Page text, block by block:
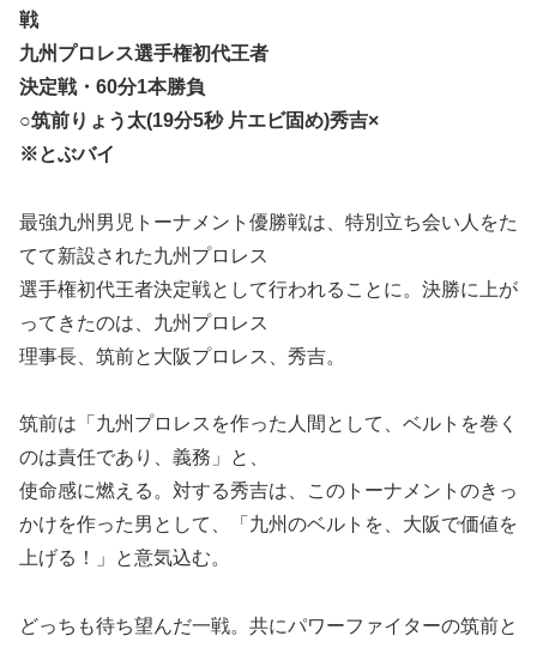
戦
九州プロレス選手権初代王者
決定戦・60分1本勝負
○筑前りょう太(19分5秒 片エビ固め)秀吉×
※とぶバイ
最強九州男児トーナメント優勝戦は、特別立ち会い人をた
てて新設された九州プロレス
選手権初代王者決定戦として行われることに。決勝に上が
ってきたのは、九州プロレス
理事長、筑前と大阪プロレス、秀吉。
筑前は「九州プロレスを作った人間として、ベルトを巻く
のは責任であり、義務」と、
使命感に燃える。対する秀吉は、このトーナメントのきっ
かけを作った男として、「九州のベルトを、大阪で価値を
上げる！」と意気込む。
どっちも待ち望んだ一戦。共にパワーファイターの筑前と